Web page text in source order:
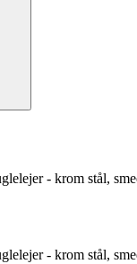
- krom stål,
- krom stål,